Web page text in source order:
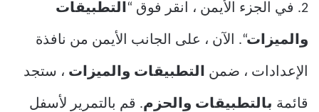
2. في الجزء الأيمن ، انقر فوق “ التطبيقات
والميزات“. الآن ، على الجانب الأيمن من نافذة
الإعدادات ، ضمن التطبيقات والميزات ، ستجد
قائمة بالتطبيقات والحزم. قم بالتمرير لأسفل